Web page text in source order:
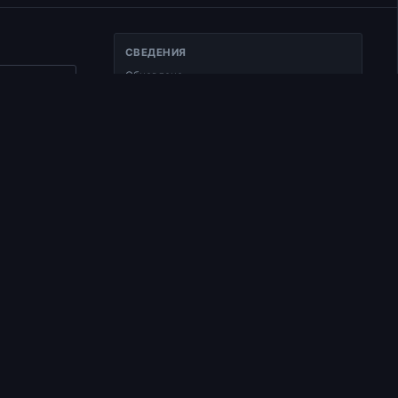
ссылку
СВЕДЕНИЯ
Обновлено